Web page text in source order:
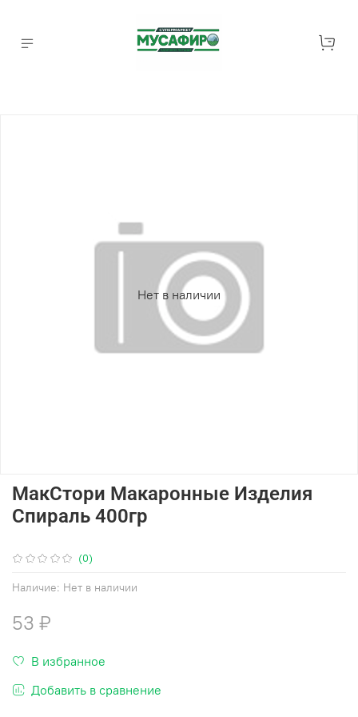
Нет в наличии
(0)
Наличие: Нет в наличии
МакСтори Макаронные Изделия
Спираль 400гр
53 ₽
В избранное
Добавить в сравнение